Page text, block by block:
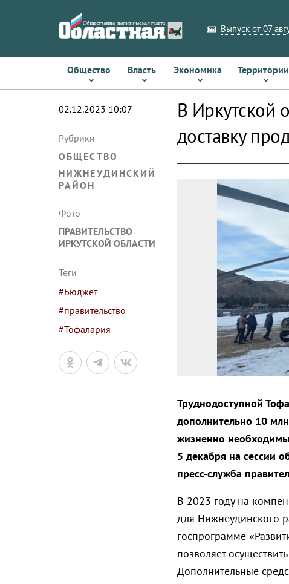
Выпуск от 07
Общество Власть Экономика Территории
02.12.2023 10:07
Рубрики
ОБЩЕСТВО
НИЖНЕУДИНСКИЙ
РАЙОН
Фото
ПРАВИТЕЛЬСТВО
ИРКУТСКОЙ ОБЛАСТИ
Теги
#Бюджет
#правительство
#Тофалария
В Иркутской
доставку
Труднодоступной
дополнительно 10
жизненно
5 декабря на сессии
пресс-служба
В 2023 году на
для Нижнеудинского
госпрограмме
позволяет
Дополнительные